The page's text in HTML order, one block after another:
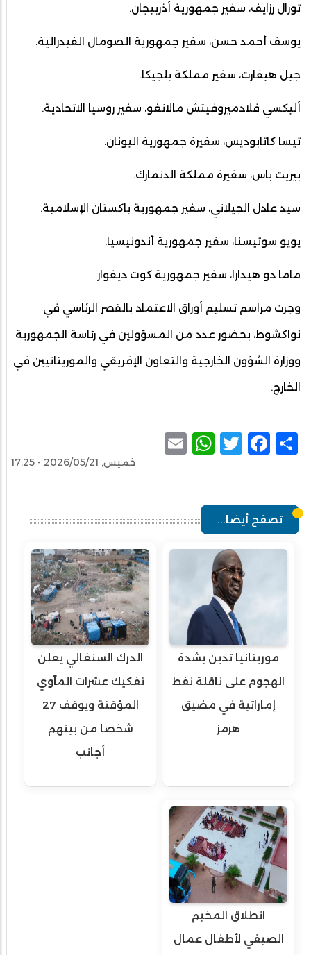
تورال رزايف، سفير جمهورية أذربيجان.
يوسف أحمد حسن، سفير جمهورية الصومال الفيدرالية.
جيل هيفارت، سفير مملكة بلجيكا.
أليكسي فلادميروفيتش مالانغو، سفير روسيا الاتحادية.
تيسا كاتابوديس، سفيرة جمهورية اليونان.
بيريت باس، سفيرة مملكة الدنمارك.
سيد عادل الجيلاني، سفير جمهورية باكستان الإسلامية.
يويو سوتيسنا، سفير جمهورية أندونيسيا.
ماما دو هيدارا، سفير جمهورية كوت ديفوار
وجرت مراسم تسليم أوراق الاعتماد بالقصر الرئاسي في
نواكشوط، بحضور عدد من المسؤولين في رئاسة الجمهورية
ووزارة الشؤون الخارجية والتعاون الإفريقي والموريتانيين في
الخارج.
Share
Facebook
Twitter
WhatsApp
خميس, 2026/05/21 - 17:25
تصفح أيضا...
موريتانيا تدين بشدة
الهجوم على ناقلة نفط
إماراتية في مضيق
هرمز
الدرك السنغالي يعلن
تفكيك عشرات المآوي
المؤقتة ويوقف 27
شخصا من بينهم
أجانب
انطلاق المخيم
الصيفي لأطفال عمال